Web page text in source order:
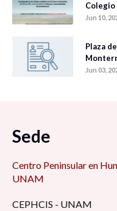
Colegio
Jun 10,
Plaza
Jun 03,
Sede
Centro Peninsular en
UNAM
CEPHCIS - UNAM